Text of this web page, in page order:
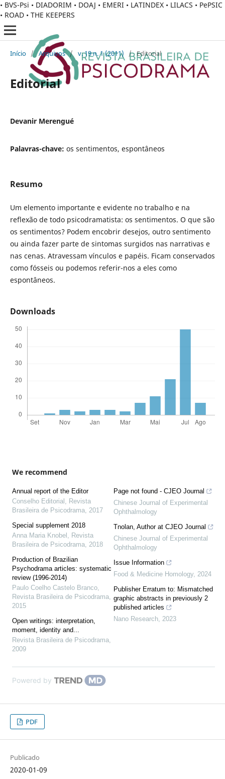
• BVS-Psi • DIADORIM • DOAJ • EMERI • LATINDEX • LILACS • PePSIC
• ROAD • THE KEEPERS
Início / Arquivos / v. 19 n. 1 (2011) / Editorial
Editorial
Devanir Merengué
Palavras-chave: os sentimentos, espontâneos
Resumo
Um elemento importante e evidente no trabalho e na
reflexão de todo psicodramatista: os sentimentos. O que são
os sentimentos? Podem encobrir desejos, outro sentimento
ou ainda fazer parte de sintomas surgidos nas narrativas e
nas cenas. Atravessam vínculos e papéis. Ficam conservados
como fósseis ou podemos referir-nos a eles como
espontâneos.
Downloads
We recommend
Annual report of the Editor
Conselho Editorial , Revista
Brasileira de Psicodrama, 2017
Special supplement 2018
Anna Maria Knobel , Revista
Brasileira de Psicodrama, 2018
Production of Brazilian
Psychodrama articles: systematic
review (1996-2014)
Paulo Coelho Castelo Branco,
Revista Brasileira de Psicodrama,
2015
Open writings: interpretation,
moment, identity and...
Revista Brasileira de Psicodrama,
2009
Page not found - CJEO Journal
Chinese Journal of Experimental
Ophthalmology
Tnolan, Author at CJEO Journal
Chinese Journal of Experimental
Ophthalmology
Issue Information
Food & Medicine Homology, 2024
Publisher Erratum to: Mismatched
graphic abstracts in previously 2
published articles
Nano Research, 2023
Powered by
PDF
Publicado
2020-01-09